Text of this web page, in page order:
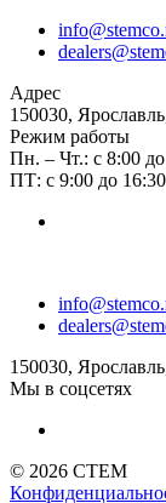
Адрес
150030,
Режим работы
Пн. – Чт.: с 8:00
ПТ: с 9:00 до 16:30
150030,
Мы в соцсетях
© 2026 СТЕМ